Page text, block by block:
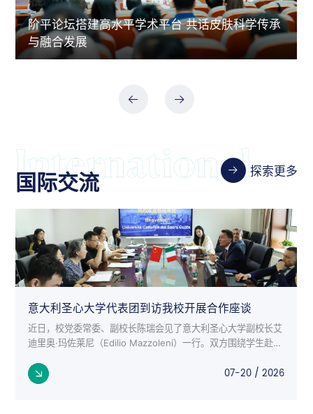
阶平论坛搭建高水平学术平台 共话皮肤科学传承
与融合发展
国际交流 探索更多
意大利圣心大学代表团到访我校开展合作座谈
近日，校党委常委、副校长陈瑞会见了意大利圣心大学副校长艾
迪里奥·玛佐莱尼（Edilio Mazzoleni）一行。双方围绕学生赴意
利来...
07-20 / 2026